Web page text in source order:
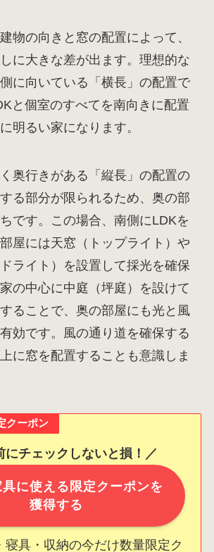
物の向きと窓の配置によって、
に大きな差が出ます。理想的な
に向いている「横長」の配置で
と個室のすべてを南向きに配置
明るい家になります。
奥行きがある「縦長」の配置の
る部分が限られるため、奥の部
です。この場合、南側にLDKを
屋には天窓（トップライト）や
ライト）を設置して採光を確保
の中心に中庭（坪庭）を設けて
することで、奥の部屋にも光と風
効です。風の通り道を確保する
に窓を配置することも意識しま
クーポン
にチェックしないと損！／
に使える限定クーポンを
獲得する
寝具・収納の今だけ数量限定ク